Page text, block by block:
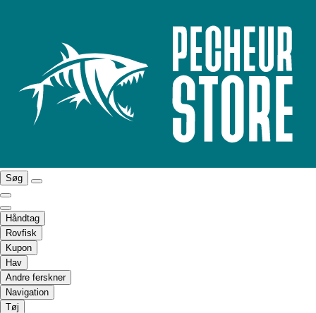
Søg
Håndtag
Rovfisk
Kupon
Hav
Andre ferskner
Navigation
Tøj